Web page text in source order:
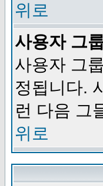
위로
사용자 그
사용자 그
정됩니다.
런 다음 그
위로